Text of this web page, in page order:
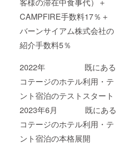
客様の滞在中食事代）＋
CAMPFIRE手数料17％＋
バーンサイアム株式会社の
紹介手数料5％
2022年 既にある
コテージのホテル利用・テ
ント宿泊のテストスタート
2023年6月 既にある
コテージのホテル利用・テ
ント宿泊の本格展開